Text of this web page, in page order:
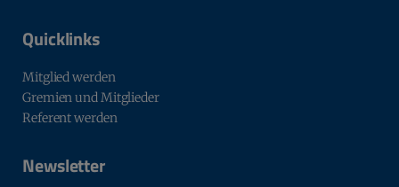
Quicklinks
Mitglied werden
Gremien und Mitglieder
Referent werden
Newsletter